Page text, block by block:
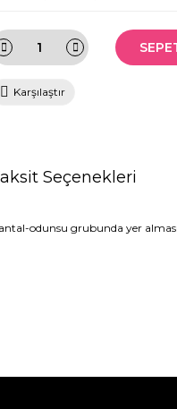
Karşılaştır
Seçenekleri
odunsu grubunda yer